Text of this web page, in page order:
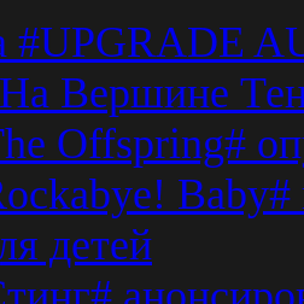
#UPGRADE
Вершине
Offspring#
детей